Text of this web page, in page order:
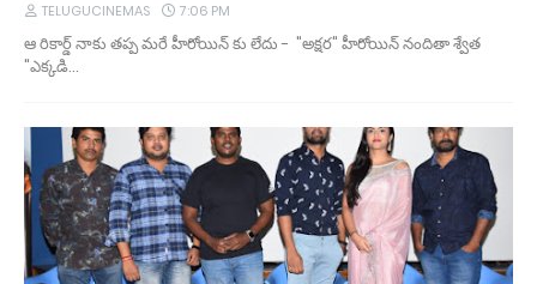
TELUGUCINEMAS 7:06 PM
ఆ రికార్డ్ నాకు తప్ప మరే హీరోయిన్ కు లేదు - "అక్షర" హీరోయిన్ నందితా శ్వేత
"ఎక్కడి…